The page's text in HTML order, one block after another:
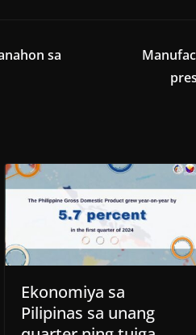
sa
Ekonomiya sa
Pilipinas sa unang